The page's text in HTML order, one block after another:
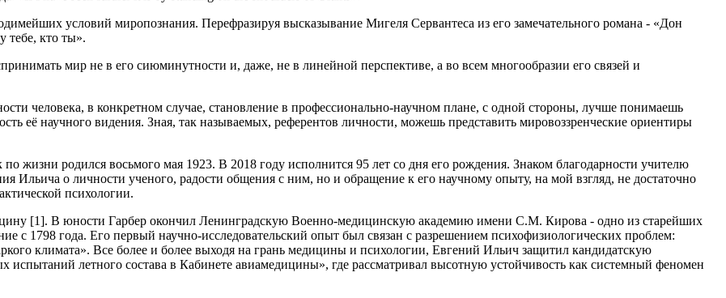
условий миропознания. Перефразируя высказывание Мигеля Сервантеса из его замечательного романа - «Дон
тебе, кто ты».
мир не в его сиюминутности и, даже, не в линейной перспективе, а во всем многообразии его связей и
человека, в конкретном случае, становление в профессионально-научном плане, с одной стороны, лучше понимаешь
её научного видения. Зная, так называемых, референтов личности, можешь представить мировоззренческие ориентиры
жизни родился восьмого мая 1923. В 2018 году исполнится 95 лет со дня его рождения. Знаком благодарности учителю
Ильича о личности ученого, радости общения с ним, но и обращение к его научному опыту, на мой взгляд, не достаточно
психологии.
[1]. В юности Гарбер окончил Ленинградскую Военно-медицинскую академию имени С.М. Кирова - одно из старейших
с 1798 года. Его первый научно-исследовательский опыт был связан с разрешением психофизиологических проблем:
климата». Все более и более выходя на грань медицины и психологии, Евгений Ильич защитил кандидатскую
летного состава в Кабинете авиамедицины», где рассматривал высотную устойчивость как системный феномен